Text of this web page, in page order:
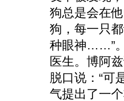
狗总是会在
狗，每一只
种眼神……”
医生。博阿
脱口说：“可
气提出了一